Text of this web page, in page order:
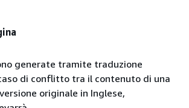
generate tramite traduzione
di conflitto tra il contenuto di una
originale in Inglese,